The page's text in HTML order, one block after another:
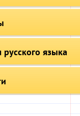
русского языка